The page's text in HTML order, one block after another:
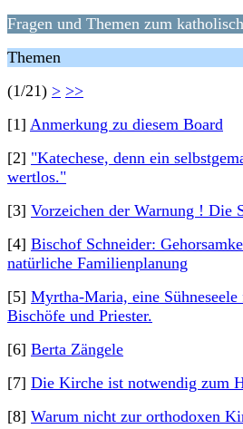
Fragen und Themen zum
Themen
(1/21) > >>
[1] Anmerkung zu diesem Board
[2] "Katechese, denn ein
wertlos."
[3] Vorzeichen der Warnung ! Die
[4] Bischof Schneider:
natürliche Familienplanung
[5] Myrtha-Maria, eine
Bischöfe und Priester.
[6] Berta Zängele
[7] Die Kirche ist notwendig zum
[8] Warum nicht zur orthodoxen